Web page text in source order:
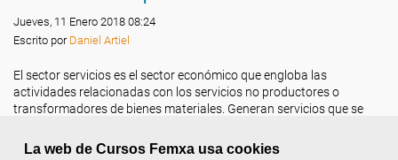
La web de Cursos Femxa usa cookies
Jueves, 11 Enero 2018 08:24
Escrito por Daniel Artiel
El sector servicios es el sector económico que engloba las
actividades relacionadas con los servicios no productores o
transformadores de bienes materiales. Generan servicios que se
mundo.